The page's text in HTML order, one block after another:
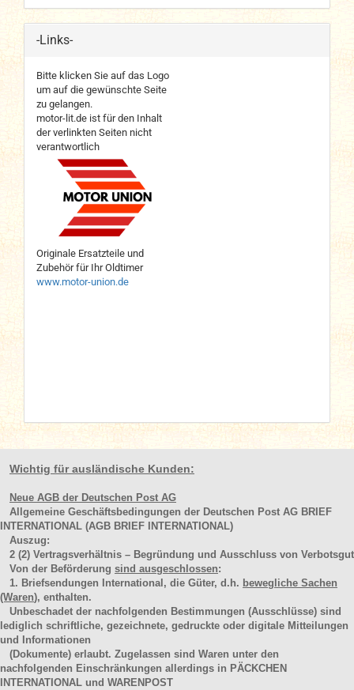
-Links-
Bitte klicken Sie auf das Logo
um auf die gewünschte Seite
zu gelangen.
motor-lit.de ist für den Inhalt
der verlinkten Seiten nicht
verantwortlich
Originale Ersatzteile und
Zubehör für Ihr Oldtimer
www.motor-union.de
Wichtig für ausländische Kunden:
Neue AGB der Deutschen Post AG
Allgemeine Geschäftsbedingungen der Deutschen Post AG BRIEF
INTERNATIONAL (AGB BRIEF INTERNATIONAL)
Auszug:
2 (2) Vertragsverhältnis – Begründung und Ausschluss von Verbotsgut
Von der Beförderung sind ausgeschlossen:
1. Briefsendungen International, die Güter, d.h. bewegliche Sachen
(Waren), enthalten.
Unbeschadet der nachfolgenden Bestimmungen (Ausschlüsse) sind
lediglich schriftliche, gezeichnete, gedruckte oder digitale Mitteilungen
und Informationen
(Dokumente) erlaubt. Zugelassen sind Waren unter den
nachfolgenden Einschränkungen allerdings in PÄCKCHEN
INTERNATIONAL und WARENPOST